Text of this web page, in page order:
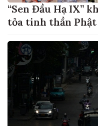
“Sen Đầu Hạ IX”
tỏa tinh thần